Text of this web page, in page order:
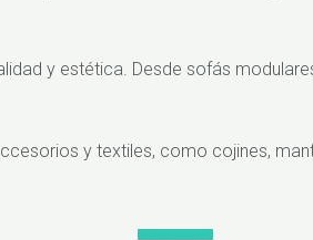
y estética. Desde sofás
y textiles, como cojines,